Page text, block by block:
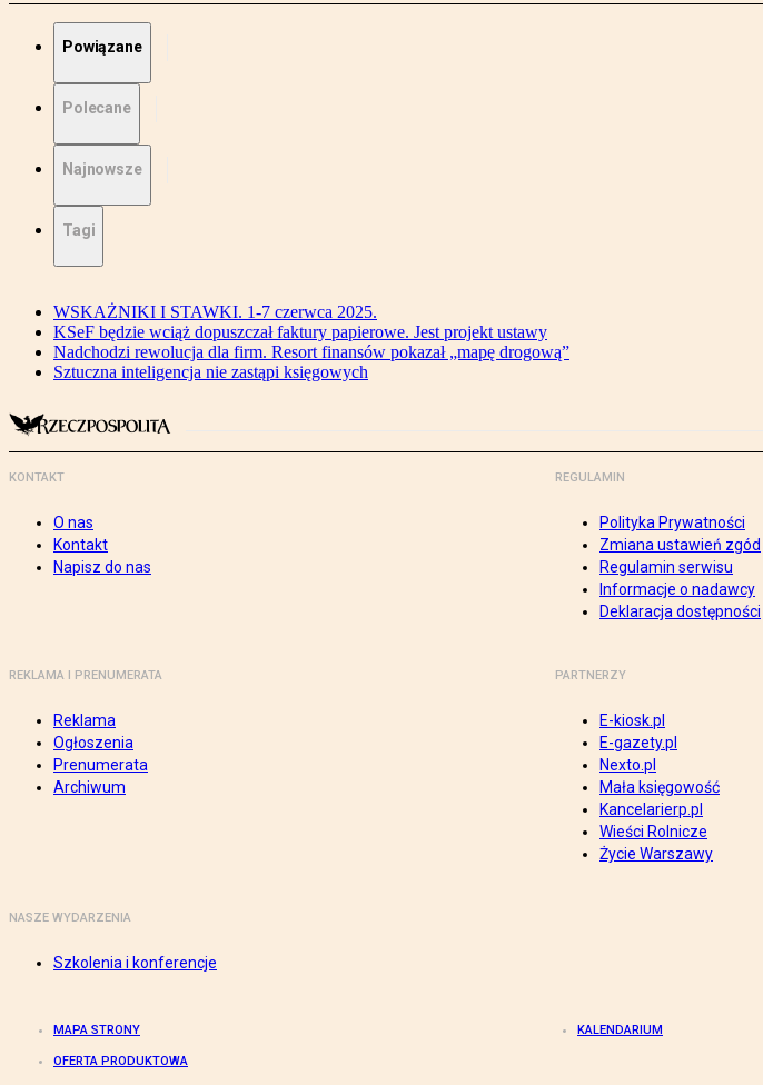
Powiązane
Polecane
Najnowsze
Tagi
WSKAŻNIKI I STAWKI. 1-7 czerwca 2025.
KSeF będzie wciąż dopuszczał faktury papierowe. Jest projekt ustawy
Nadchodzi rewolucja dla firm. Resort finansów pokazał „mapę drogową”
Sztuczna inteligencja nie zastąpi księgowych
KONTAKT
O nas
Kontakt
Napisz do nas
REGULAMIN
Polityka Prywatności
Zmiana ustawień zgód
Regulamin serwisu
Informacje o nadawcy
Deklaracja dostępności
REKLAMA I PRENUMERATA
Reklama
Ogłoszenia
Prenumerata
Archiwum
PARTNERZY
E-kiosk.pl
E-gazety.pl
Nexto.pl
Mała księgowość
Kancelarierp.pl
Wieści Rolnicze
Życie Warszawy
NASZE WYDARZENIA
Szkolenia i konferencje
MAPA STRONY KALENDARIUM
OFERTA PRODUKTOWA